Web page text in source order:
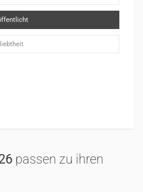
passen zu ihren